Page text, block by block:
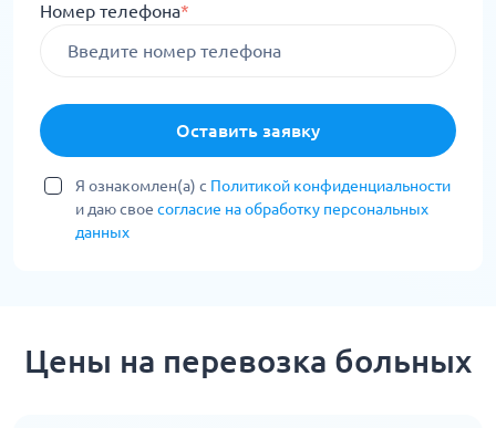
Номер телефона*
Оставить заявку
Я ознакомлен(а) с Политикой конфиденциальности
и даю свое согласие на обработку персональных
данных
Цены на перевозка больных